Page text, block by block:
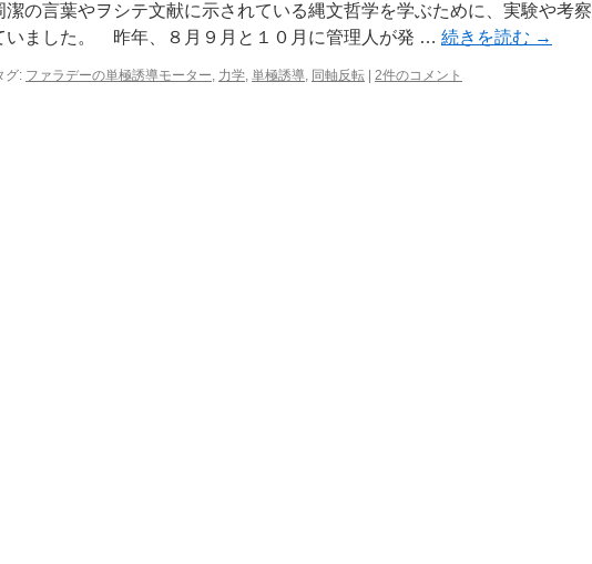
潔の言葉やヲシテ文献に示されている縄文哲学を学ぶために、実験や考察
いました。 昨年、８月９月と１０月に管理人が発 … 続きを読む →
グ: ファラデーの単極誘導モーター, 力学, 単極誘導, 同軸反転 2件のコメント